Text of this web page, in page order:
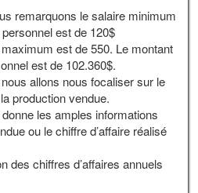
remarquons le salaire minimum
est de 120$
est de 550. Le montant
est de 102.360$.
allons nous focaliser sur le
production vendue.
les amples informations
ou le chiffre d’affaire réalisé
des chiffres d’affaires annuels